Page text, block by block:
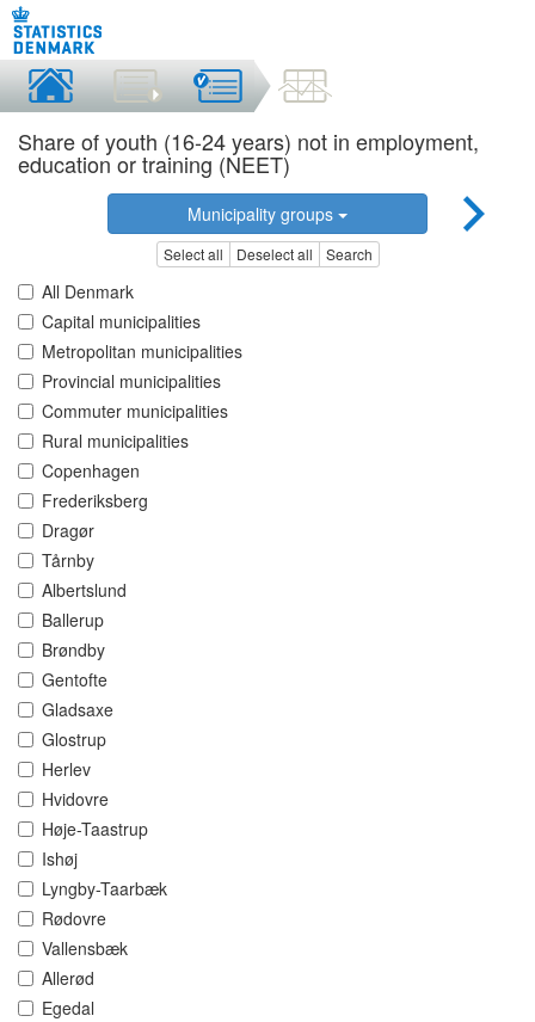
Share of youth (16-24 years) not in employment,
education or training (NEET)
Municipality groups
Select all Deselect all Search
All Denmark
Capital municipalities
Metropolitan municipalities
Provincial municipalities
Commuter municipalities
Rural municipalities
Copenhagen
Frederiksberg
Dragør
Tårnby
Albertslund
Ballerup
Brøndby
Gentofte
Gladsaxe
Glostrup
Herlev
Hvidovre
Høje-Taastrup
Ishøj
Lyngby-Taarbæk
Rødovre
Vallensbæk
Allerød
Egedal